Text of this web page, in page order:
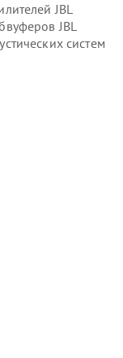
JBL
JBL
систем